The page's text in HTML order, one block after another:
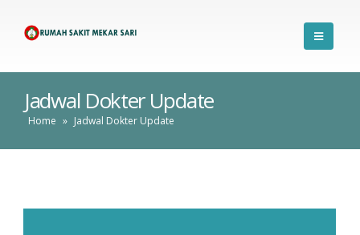
Jadwal Dokter Update
Home » Jadwal Dokter Update